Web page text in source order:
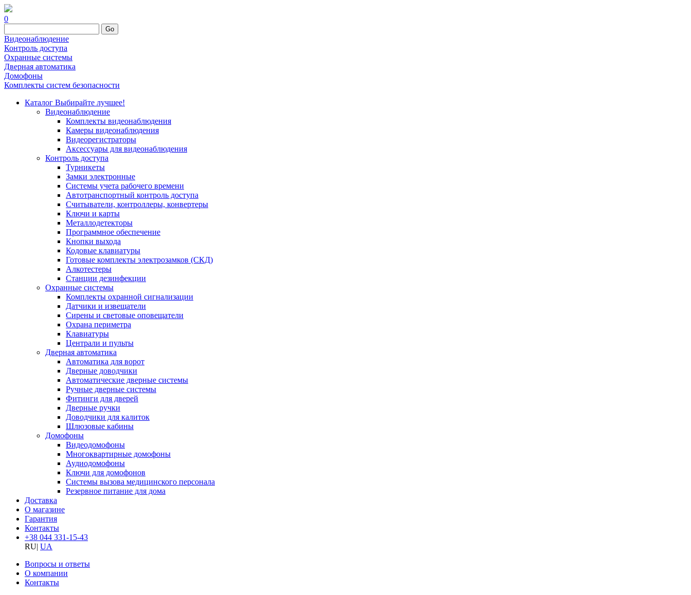
0
Go
Видеонаблюдение
Контроль доступа
Охранные системы
Дверная автоматика
Домофоны
Комплекты систем безопасности
Каталог Выбирайте лучшее!
Видеонаблюдение
Комплекты видеонаблюдения
Камеры видеонаблюдения
Видеорегистраторы
Аксессуары для видеонаблюдения
Контроль доступа
Турникеты
Замки электронные
Системы учета рабочего времени
Автотранспортный контроль доступа
Считыватели, контроллеры, конвертеры
Ключи и карты
Металлодетекторы
Программное обеспечение
Кнопки выхода
Кодовые клавиатуры
Готовые комплекты электрозамков (СКД)
Алкотестеры
Станции дезинфекции
Охранные системы
Комплекты охранной сигнализации
Датчики и извещатели
Сирены и световые оповещатели
Охрана периметра
Клавиатуры
Централи и пульты
Дверная автоматика
Автоматика для ворот
Дверные доводчики
Автоматические дверные системы
Ручные дверные системы
Фитинги для дверей
Дверные ручки
Доводчики для калиток
Шлюзовые кабины
Домофоны
Видеодомофоны
Многоквартирные домофоны
Аудиодомофоны
Ключи для домофонов
Системы вызова медицинского персонала
Резервное питание для дома
Доставка
О магазине
Гарантия
Контакты
+38 044 331-15-43
RU| UA
Вопросы и ответы
О компании
Контакты